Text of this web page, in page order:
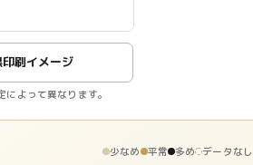
印刷イメージ
よって異なります。
少なめ 平常 多め データなし